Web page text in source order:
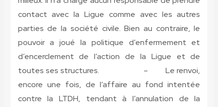
contact avec la Ligue comme avec les autres
parties de la société civile. Bien au contraire, le
pouvoir a joué la politique d’enfermement et
d’encerclement de l’action de la Ligue et de
toutes ses structures. – Le renvoi,
encore une fois, de l’affaire au fond intentée
contre la LTDH, tendant à l’annulation de la